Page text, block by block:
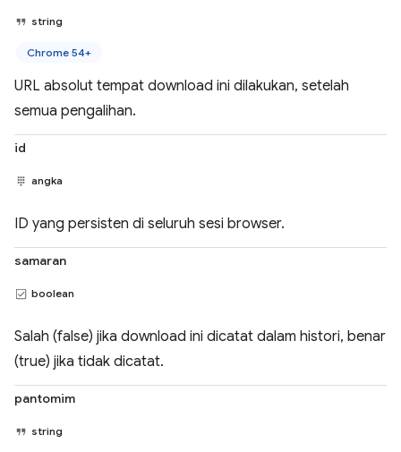
string
Chrome 54+
URL absolut tempat download ini dilakukan, setelah
semua pengalihan.
id
angka
ID yang persisten di seluruh sesi browser.
samaran
boolean
Salah (false) jika download ini dicatat dalam histori, benar
(true) jika tidak dicatat.
pantomim
string